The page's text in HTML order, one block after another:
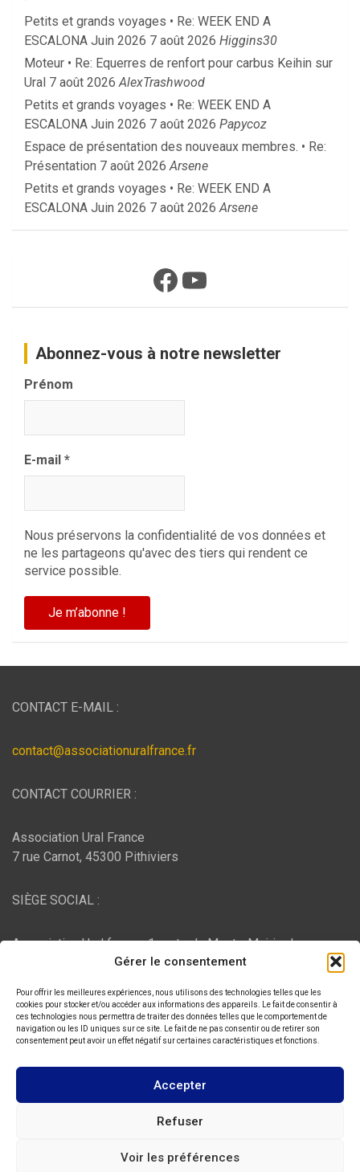
Gérer le consentement
Pour offrir les meilleures expériences, nous utilisons des technologies telles que les
cookies pour stocker et/ou accéder aux informations des appareils. Le fait de consentir à
ces technologies nous permettra de traiter des données telles que le comportement de
navigation ou les ID uniques sur ce site. Le fait de ne pas consentir ou de retirer son
consentement peut avoir un effet négatif sur certaines caractéristiques et fonctions.
Accepter
Refuser
Voir les préférences
Petits et grands voyages • Re: WEEK END A
ESCALONA Juin 2026 7 août 2026 Higgins30
Moteur • Re: Equerres de renfort pour carbus Keihin sur
Ural 7 août 2026 AlexTrashwood
Petits et grands voyages • Re: WEEK END A
ESCALONA Juin 2026 7 août 2026 Papycoz
Espace de présentation des nouveaux membres. • Re:
Présentation 7 août 2026 Arsene
Petits et grands voyages • Re: WEEK END A
ESCALONA Juin 2026 7 août 2026 Arsene
Facebook
YouTube
Abonnez-vous à notre newsletter
Prénom
E-mail *
Nous préservons la confidentialité de vos données et
ne les partageons qu'avec des tiers qui rendent ce
service possible.
CONTACT E-MAIL :
contact@associationuralfrance.fr
CONTACT COURRIER :
Association Ural France
7 rue Carnot, 45300 Pithiviers
SIÈGE SOCIAL :
Association Ural france, 1 route du Mont - Mairie de
Bujaleuf, 87460 Bujaleuf
HÉBERGEMENT :
, Chemin des Pardiaux, 63000 Clermont-Ferrand
ASSOCIATION URAL FRANCE
Fièrement propulsé par :